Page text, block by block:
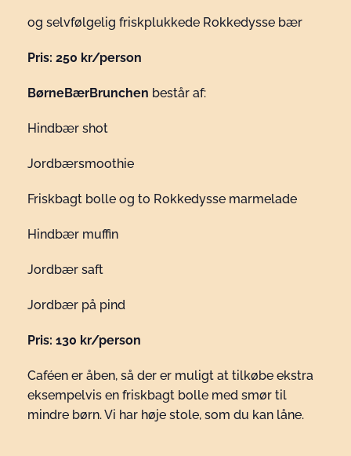
og selvfølgelig friskplukkede Rokkedysse bær
Pris: 250 kr/person
BørneBærBrunchen består af:
Hindbær shot
Jordbærsmoothie
Friskbagt bolle og to Rokkedysse marmelade
Hindbær muffin
Jordbær saft
Jordbær på pind
Pris: 130 kr/person
Caféen er åben, så der er muligt at tilkøbe ekstra
eksempelvis en friskbagt bolle med smør til
mindre børn. Vi har høje stole, som du kan låne.